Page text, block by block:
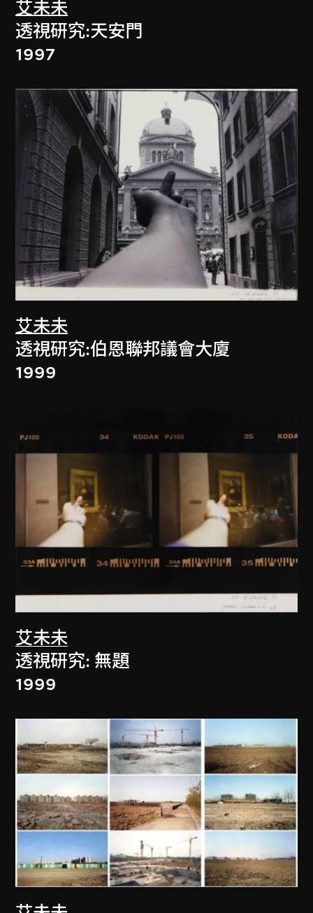
艾未未
透視研究:天安門
1997
艾未未
透視研究:伯恩聯邦議會大廈
1999
艾未未
透視研究: 無題
1999